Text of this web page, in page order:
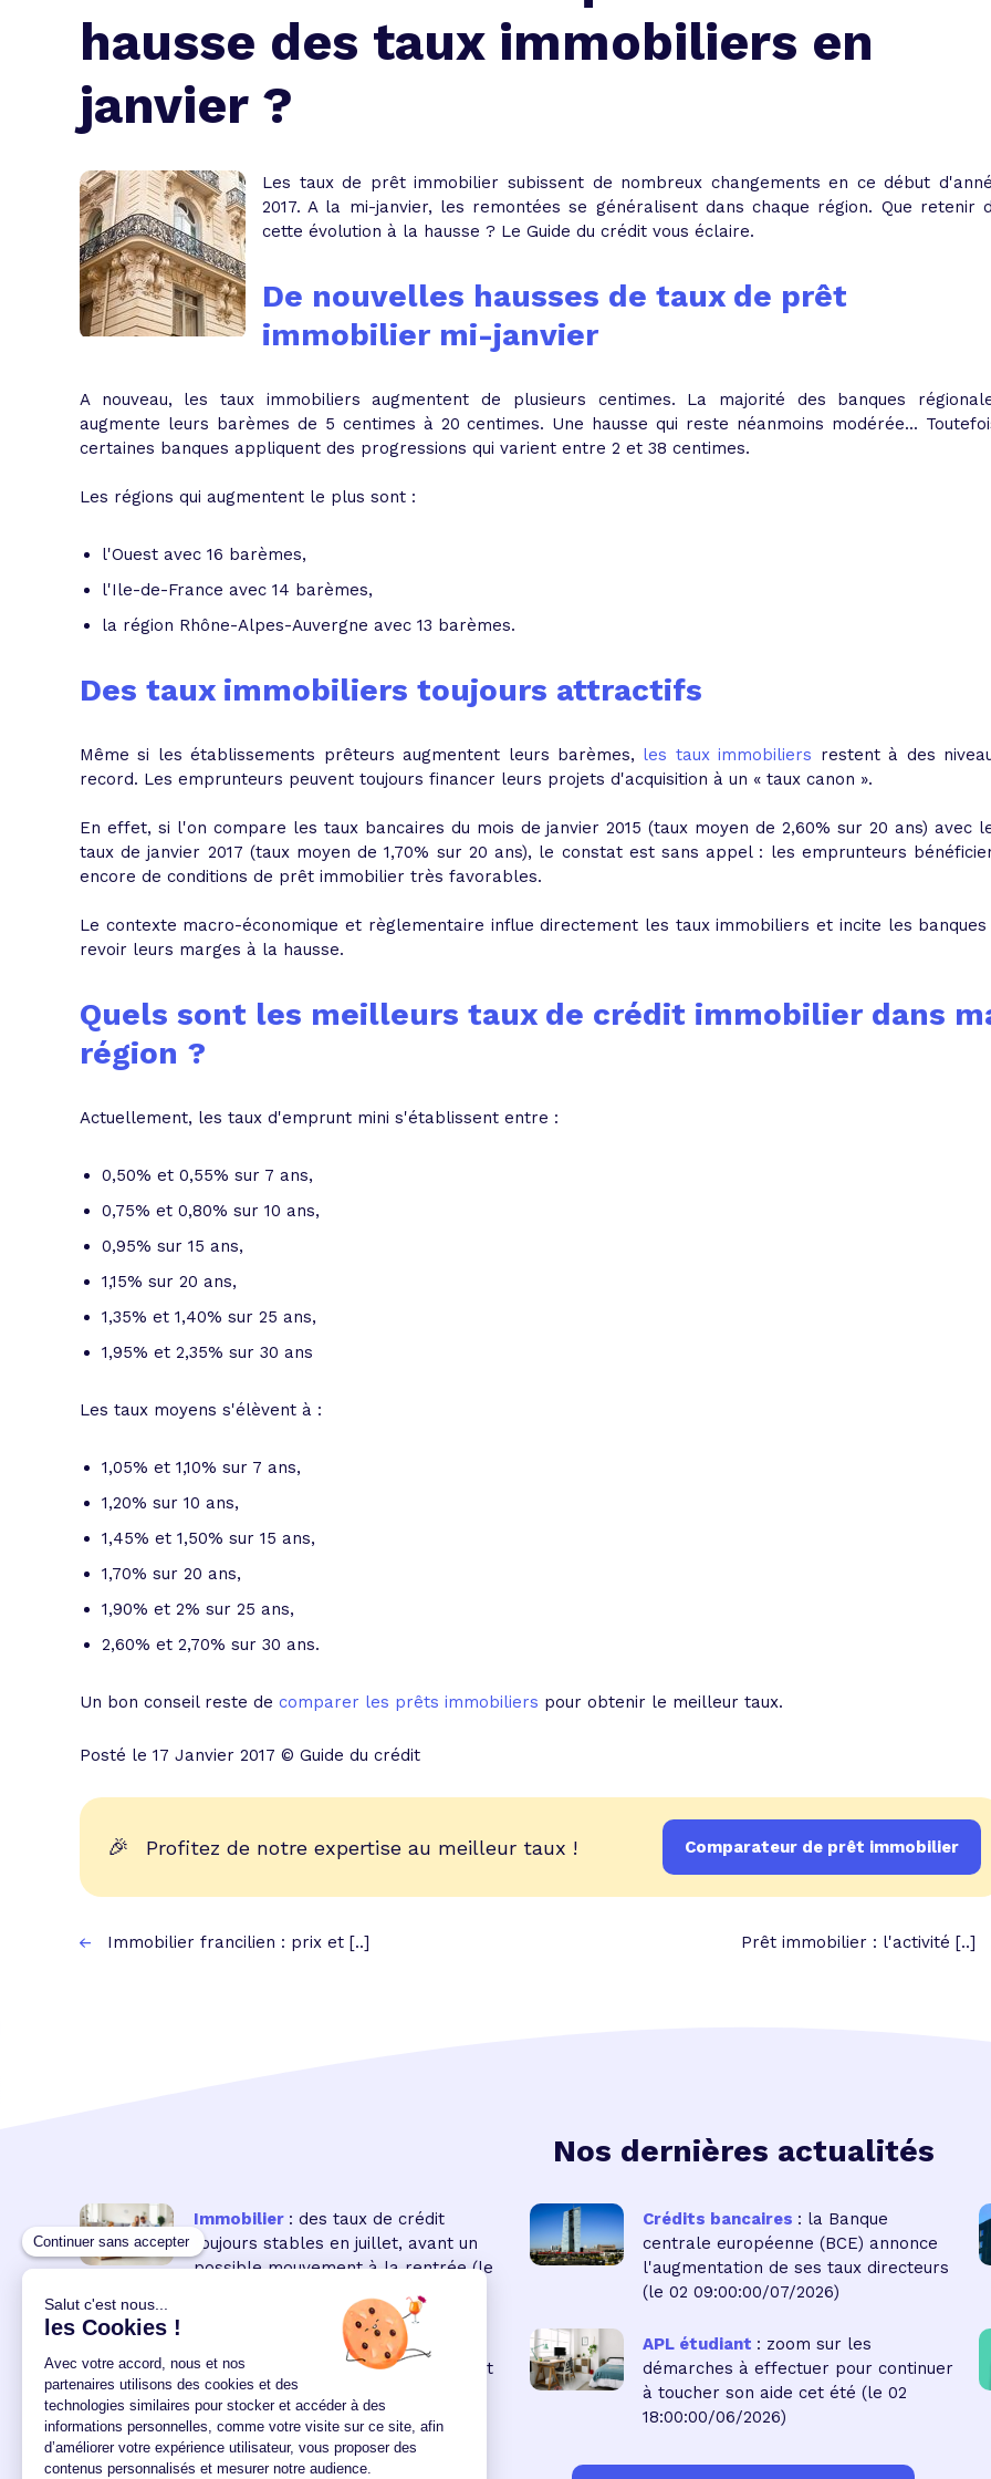
L'acte de vente et le remboursement
Tous les outils prêt immobilier
immobilier
Trouvez votre prêt conso au meilleur taux !
Bénéficiez de notre expertise en regroupement de crédits
hausse des taux immobiliers en
janvier ?
Les taux de prêt immobilier subissent de nombreux changements en ce début
2017. A la mi-janvier, les remontées se généralisent dans chaque région. Que retenir
cette évolution à la hausse ? Le Guide du crédit vous éclaire.
De nouvelles hausses de taux de prêt
immobilier mi-janvier
A nouveau, les taux immobiliers augmentent de plusieurs centimes. La majorité des banques
augmente leurs barèmes de 5 centimes à 20 centimes. Une hausse qui reste néanmoins modérée...
certaines banques appliquent des progressions qui varient entre 2 et 38 centimes.
Les régions qui augmentent le plus sont :
l'Ouest avec 16 barèmes,
l'Ile-de-France avec 14 barèmes,
la région Rhône-Alpes-Auvergne avec 13 barèmes.
Des taux immobiliers toujours attractifs
Même si les établissements prêteurs augmentent leurs barèmes, les taux immobiliers restent à des
record. Les emprunteurs peuvent toujours financer leurs projets d'acquisition à un « taux canon ».
En effet, si l'on compare les taux bancaires du mois de janvier 2015 (taux moyen de 2,60% sur 20 ans) avec
taux de janvier 2017 (taux moyen de 1,70% sur 20 ans), le constat est sans appel : les emprunteurs
encore de conditions de prêt immobilier très favorables.
Le contexte macro-économique et règlementaire influe directement les taux immobiliers et incite les banques
revoir leurs marges à la hausse.
Quels sont les meilleurs taux de crédit immobilier dans
région ?
Actuellement, les taux d'emprunt mini s'établissent entre :
0,50% et 0,55% sur 7 ans,
0,75% et 0,80% sur 10 ans,
0,95% sur 15 ans,
1,15% sur 20 ans,
1,35% et 1,40% sur 25 ans,
1,95% et 2,35% sur 30 ans
Les taux moyens s'élèvent à :
1,05% et 1,10% sur 7 ans,
1,20% sur 10 ans,
1,45% et 1,50% sur 15 ans,
1,70% sur 20 ans,
1,90% et 2% sur 25 ans,
2,60% et 2,70% sur 30 ans.
Un bon conseil reste de comparer les prêts immobiliers pour obtenir le meilleur taux.
Posté le 17 Janvier 2017 © Guide du crédit
🎉 Profitez de notre expertise au meilleur taux ! Comparateur de prêt immobilier
Immobilier francilien : prix et [..] Prêt immobilier : l'activité [..]
Nos dernières actualités
Immobilier : des taux de crédit
toujours stables en juillet, avant un
possible mouvement à la rentrée (le
Crédits bancaires : la Banque
centrale européenne (BCE) annonce
l'augmentation de ses taux directeurs
(le 02 09:00:00/07/2026)
: la remontée des
taux réduit encore le pouvoir d'achat
des acquéreurs
12:00:00/06/2026)
APL étudiant : zoom sur les
démarches à effectuer pour continuer
à toucher son aide cet été (le 02
18:00:00/06/2026)